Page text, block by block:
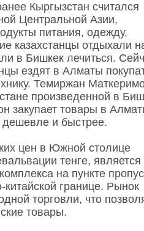
Кыргызстан считался
Центральной Азии,
питания, одежду,
казахстанцы отдыхали
в Бишкек лечиться.
ездят в Алматы
Темиржан
произведенной в
закупает товары в
дешевле и быстрее.
цен в Южной столице
тенге, является
на пункте
китайской границе. Рынок
торговли, что
товары.